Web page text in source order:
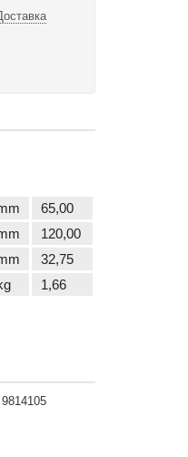
65,00
120,00
32,75
1,66